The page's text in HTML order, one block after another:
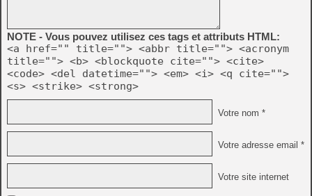
NOTE - Vous pouvez utilisez ces tags et attributs HTML:
<a href="" title=""> <abbr title=""> <acronym
title=""> <b> <blockquote cite=""> <cite>
<code> <del datetime=""> <em> <i> <q cite="">
<s> <strike> <strong>
Votre nom *
Votre adresse email *
Votre site internet